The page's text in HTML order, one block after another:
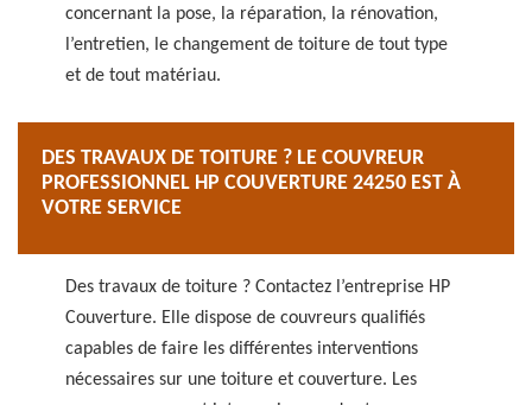
concernant la pose, la réparation, la rénovation,
l’entretien, le changement de toiture de tout type
et de tout matériau.
DES TRAVAUX DE TOITURE ? LE COUVREUR
PROFESSIONNEL HP COUVERTURE 24250 EST À
VOTRE SERVICE
Des travaux de toiture ? Contactez l’entreprise HP
Couverture. Elle dispose de couvreurs qualifiés
capables de faire les différentes interventions
nécessaires sur une toiture et couverture. Les